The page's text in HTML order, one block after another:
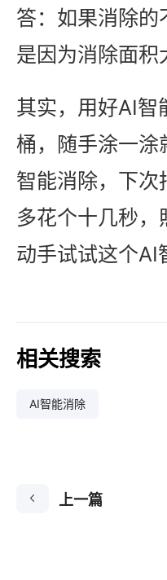
答：如果消除
是因为消除面
其实，用好AI智
桶，随手涂一涂
智能消除，下
多花个十几秒
动手试试这个AI
相关搜索
AI智能消除
上一篇